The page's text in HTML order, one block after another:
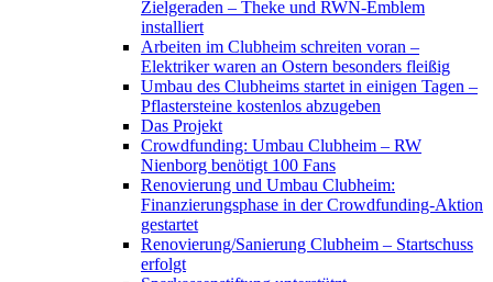
Zielgeraden – Theke und RWN-Emblem
installiert
Arbeiten im Clubheim schreiten voran –
Elektriker waren an Ostern besonders fleißig
Umbau des Clubheims startet in einigen Tagen –
Pflastersteine kostenlos abzugeben
Das Projekt
Crowdfunding: Umbau Clubheim – RW
Nienborg benötigt 100 Fans
Renovierung und Umbau Clubheim:
Finanzierungsphase in der Crowdfunding-Aktion
gestartet
Renovierung/Sanierung Clubheim – Startschuss
erfolgt